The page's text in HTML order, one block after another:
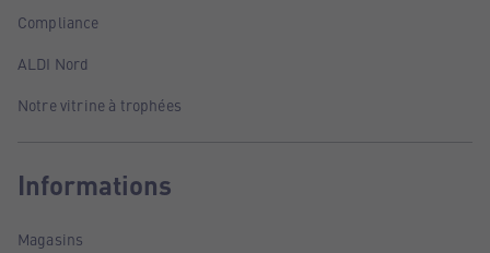
Compliance
ALDI Nord
Notre vitrine à trophées
Informations
Magasins